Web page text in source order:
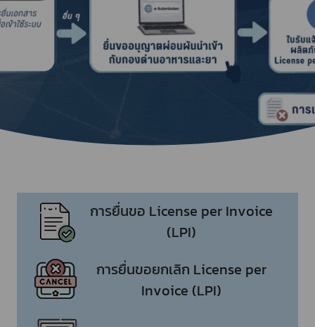
การยื่นขอ License per Invoice
(LPI)
การยื่นขอยกเลิก License per
Invoice (LPI)